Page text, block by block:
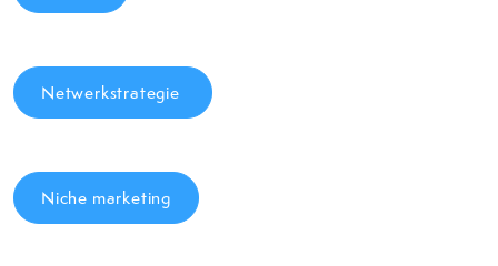
Netwerkstrategie
Niche marketing